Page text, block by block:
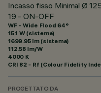
Incasso fisso Minimal Ø
19 - ON-OFF
WF - Wide Flood 64°
15.1 W (sistema)
1699.95 lm (sistema)
112.58 lm/W
4000 K
CRI 82 - Rf (Colour Fidelity
PROGETTATO DA